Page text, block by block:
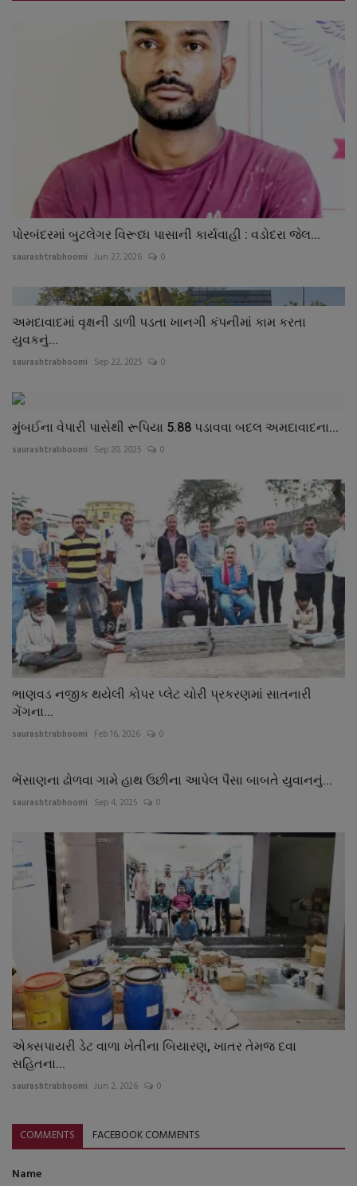
પોરબંદરમાં બુટલેગર વિરૂધ્ધ પાસાની કાર્યવાહી : વડોદરા જેલ...
saurashtrabhoomi Jun 27, 2026 0
અમદાવાદમાં વૃક્ષની ડાળી પડતા ખાનગી કંપનીમાં કામ કરતા
યુવકનું...
saurashtrabhoomi Sep 22, 2025 0
મુંબઈના વેપારી પાસેથી રૂપિયા 5.88 પડાવવા બદલ અમદાવાદના...
saurashtrabhoomi Sep 20, 2025 0
ભાણવડ નજીક થયેલી કોપર પ્લેટ ચોરી પ્રકરણમાં સાતનારી
ગેંગના...
saurashtrabhoomi Feb 16, 2026 0
ભેંસાણના ઢોળવા ગામે હાથ ઉછીના આપેલ પૈસા બાબતે યુવાનનું...
saurashtrabhoomi Sep 4, 2025 0
એક્સપાયરી ડેટ વાળા ખેતીના બિયારણ, ખાતર તેમજ દવા
સહિતના...
saurashtrabhoomi Jun 2, 2026 0
COMMENTS FACEBOOK COMMENTS
Name